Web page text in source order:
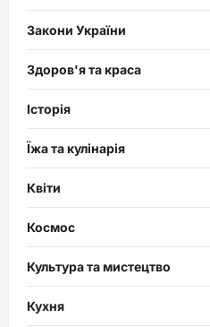
Закони України
Здоров'я та краса
Історія
Їжа та кулінарія
Квіти
Космос
Культура та мистецтво
Кухня